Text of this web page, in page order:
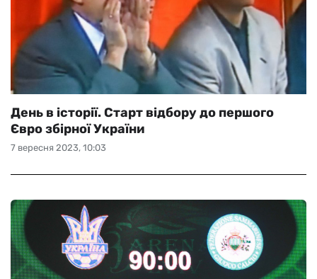
7 вересня 2023, 10:03
День в історії. Старт відбору до першого
Євро збірної України